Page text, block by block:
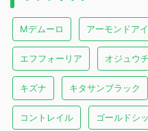
Mデムーロ アーモンドアイ
エフフォーリア オジュウ
キズナ キタサンブラック
コントレイル ゴールドシ